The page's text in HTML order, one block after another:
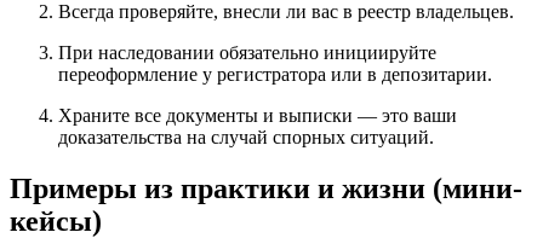
Всегда проверяйте, внесли ли вас в реестр владельцев.
При наследовании обязательно инициируйте
переоформление у регистратора или в депозитарии.
Храните все документы и выписки — это ваши
доказательства на случай спорных ситуаций.
Примеры из практики и жизни (мини-
кейсы)